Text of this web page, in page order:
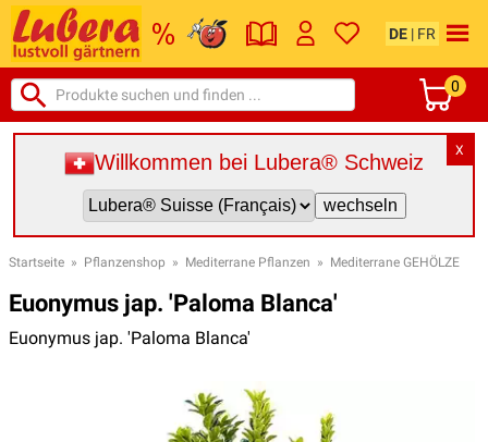
DE | FR
0
X
Willkommen bei Lubera® Schweiz
Startseite » Pflanzenshop » Mediterrane Pflanzen » Mediterrane GEHÖLZE
Euonymus jap. 'Paloma Blanca'
Euonymus jap. 'Paloma Blanca'